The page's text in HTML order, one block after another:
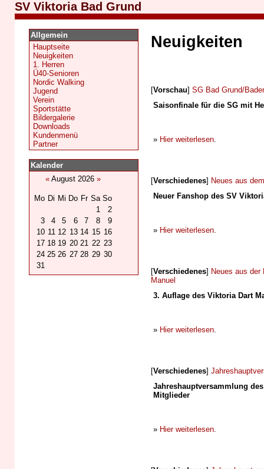
SV Viktoria Bad Grund
Allgemein
Hauptseite
Neuigkeiten
1. Herren
Ü40-Senioren
Nordic Walking
Jugend
Verein
Sportstätte
Bildergalerie
Downloads
Kundenmenü
Partner
Kalender
« August 2026 »
Mo Di Mi Do Fr Sa So
1
2
3
4 5 6 7 8
9
10 11 12 13 14 15 16
17 18 19 20 21 22 23
24 25 26 27 28 29 30
31
Neuigkeiten
[Vorschau] SG Bad Grund/
Saisonfinale für die SG mit
» Hier weiterlesen.
[Verschiedenes] Neues aus
Neuer Fanshop des SV
» Hier weiterlesen.
[Verschiedenes] Neues aus
Manuel
3. Auflage des Viktoria Dart
» Hier weiterlesen.
[Verschiedenes]
Jahreshauptversammlung
Mitglieder
» Hier weiterlesen.